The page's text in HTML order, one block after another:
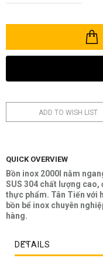
ADD TO WISH LIST
QUICK OVERVIEW
Bồn inox 2000l nằm
SUS 304 chất lượng
thực phẩm. Tân Tiến với
bồn bể inox chuyên
hàng.
DETAILS